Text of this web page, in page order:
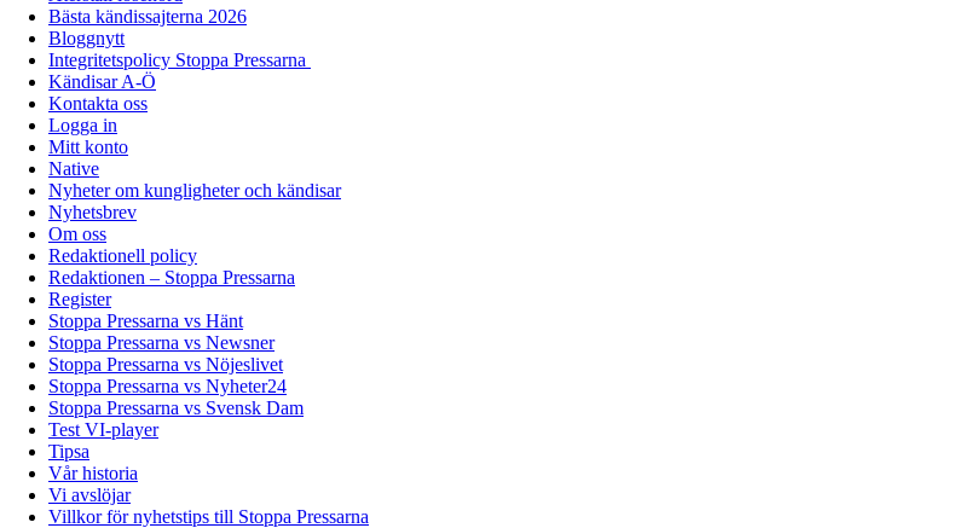
Bästa kändissajterna 2026
Bloggnytt
Integritetspolicy Stoppa Pressarna
Kändisar A-Ö
Kontakta oss
Logga in
Mitt konto
Native
Nyheter om kungligheter och kändisar
Nyhetsbrev
Om oss
Redaktionell policy
Redaktionen – Stoppa Pressarna
Register
Stoppa Pressarna vs Hänt
Stoppa Pressarna vs Newsner
Stoppa Pressarna vs Nöjeslivet
Stoppa Pressarna vs Nyheter24
Stoppa Pressarna vs Svensk Dam
Test VI-player
Tipsa
Vår historia
Vi avslöjar
Villkor för nyhetstips till Stoppa Pressarna